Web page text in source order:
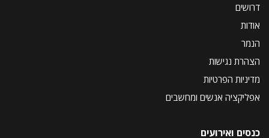
דרושים
אודות
הנמר
הצהרת נגישות
מדיניות הפרטיות
אפליקציה אנשים ומחשבים
כנסים ואירועים